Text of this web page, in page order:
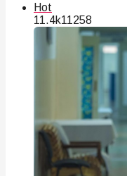
Hot
11.4k11258